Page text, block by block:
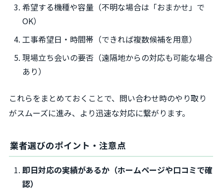
希望する機種や容量（不明な場合は「おまかせ」で
OK）
工事希望日・時間帯（できれば複数候補を用意）
現場立ち会いの要否（遠隔地からの対応も可能な場合
あり）
これらをまとめておくことで、問い合わせ時のやり取り
がスムーズに進み、より迅速な対応に繋がります。
業者選びのポイント・注意点
即日対応の実績があるか（ホームページや口コミで確
認）